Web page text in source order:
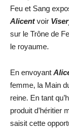
Feu et Sang
Alicentvoir
sur le Trône de
le royaume.
En envoyant
femme, la Main
reine. En tant
produit d’héritier
saisit cette